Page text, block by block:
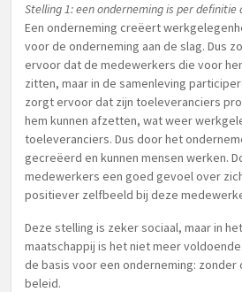
Stelling 1: een onderneming is per definitie
Een onderneming creëert
voor de onderneming aan de slag. Dus
ervoor dat de medewerkers die voor
zitten, maar in de samenleving
zorgt ervoor dat zijn toeleveranciers
hem kunnen afzetten, wat weer
toeleveranciers. Dus door het
gecreëerd en kunnen mensen werken.
medewerkers een goed gevoel over
positiever zelfbeeld bij deze
Deze stelling is zeker sociaal, maar in
maatschappij is het niet meer
de basis voor een onderneming: zonder
beleid.